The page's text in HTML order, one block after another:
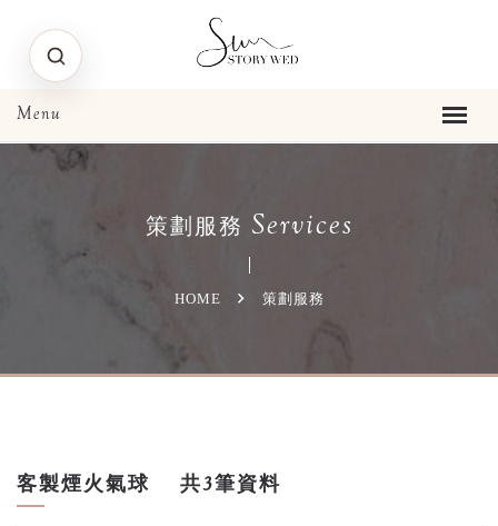
策劃服務 Services
HOME 策劃服務
客製煙火氣球 共3筆資料